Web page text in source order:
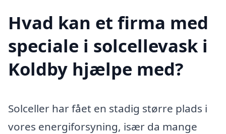
Hvad kan et firma med
speciale i solcellevask i
Koldby hjælpe med?
Solceller har fået en stadig større plads i
vores energiforsyning, især da mange